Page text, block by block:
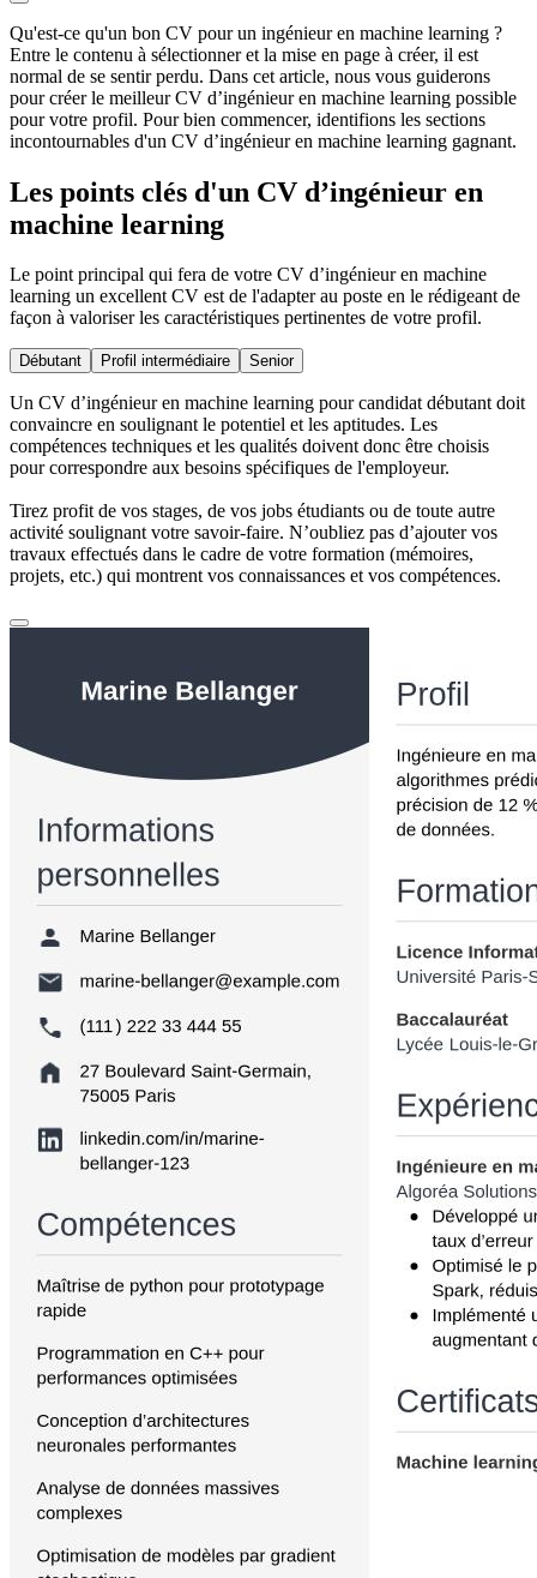
Qu'est-ce qu'un bon CV pour un ingénieur en machine learning ?
Entre le contenu à sélectionner et la mise en page à créer, il est
normal de se sentir perdu. Dans cet article, nous vous guiderons
pour créer le meilleur CV d’ingénieur en machine learning possible
pour votre profil. Pour bien commencer, identifions les sections
incontournables d'un CV d’ingénieur en machine learning gagnant.
Les points clés d'un CV d’ingénieur en
machine learning
Le point principal qui fera de votre CV d’ingénieur en machine
learning un excellent CV est de l'adapter au poste en le rédigeant de
façon à valoriser les caractéristiques pertinentes de votre profil.
Débutant Profil intermédiaire Senior
Un CV d’ingénieur en machine learning pour candidat débutant doit
convaincre en soulignant le potentiel et les aptitudes. Les
compétences techniques et les qualités doivent donc être choisis
pour correspondre aux besoins spécifiques de l'employeur.
Tirez profit de vos stages, de vos jobs étudiants ou de toute autre
activité soulignant votre savoir-faire. N’oubliez pas d’ajouter vos
travaux effectués dans le cadre de votre formation (mémoires,
projets, etc.) qui montrent vos connaissances et vos compétences.